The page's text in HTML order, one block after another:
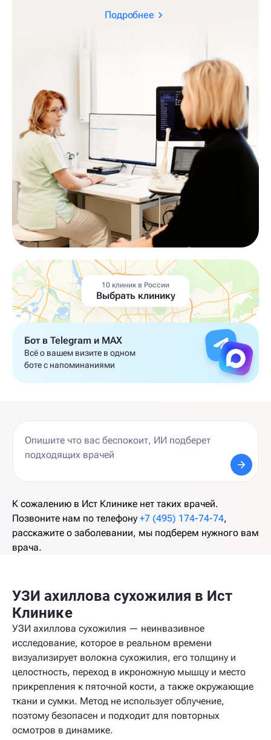
Подробнее
10 клиник в России
Выбрать клинику
Бот в Telegram и MAX
Всё о вашем визите в одном
боте с напоминаниями
К сожалению в Ист Клинике нет таких врачей.
Позвоните нам по телефону +7 (495) 174-74-74,
расскажите о заболевании, мы подберем нужного вам
врача.
УЗИ ахиллова сухожилия в Ист
Клинике
УЗИ ахиллова сухожилия — неинвазивное
исследование, которое в реальном времени
визуализирует волокна сухожилия, его толщину и
целостность, переход в икроножную мышцу и место
прикрепления к пяточной кости, а также окружающие
ткани и сумки. Метод не использует облучение,
поэтому безопасен и подходит для повторных
осмотров в динамике.